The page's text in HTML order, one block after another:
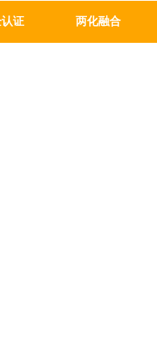
证 两化融合